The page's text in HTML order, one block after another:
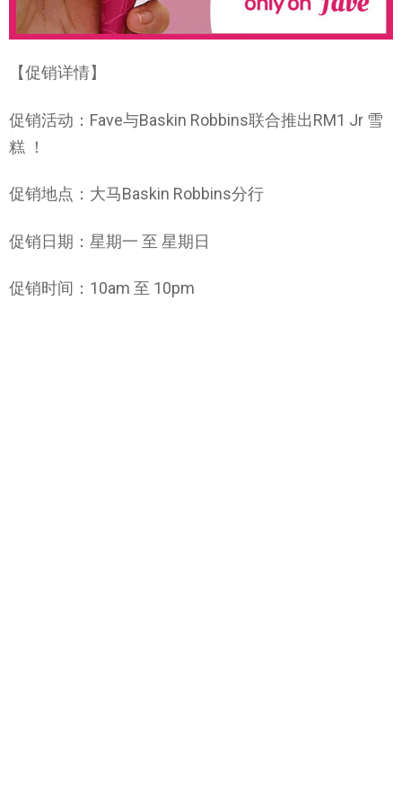
【促销详情】
促销活动：Fave与Baskin Robbins联合推出RM1 Jr 雪
糕 ！
促销地点：大马Baskin Robbins分行
促销日期：星期一 至 星期日
促销时间：10am 至 10pm